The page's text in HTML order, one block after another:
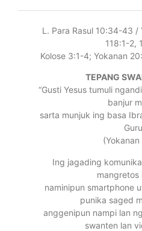
L. Para Rasul 10:34-43 /
118:1-2,
Kolose 3:1-4; Yokanan
TEPANG
“Gusti Yesus tumuli
banjur
sarta munjuk ing basa
Ing jagading
mangretos
naminipun smartphone
punika saged
anggenipun nampi lan
swanten lan